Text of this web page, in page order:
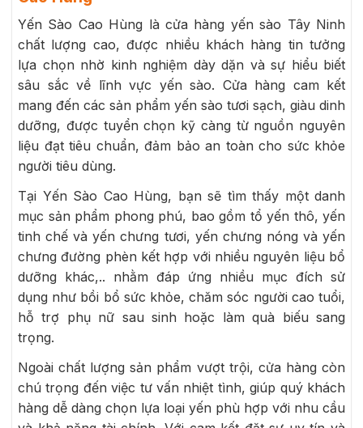
Yến Sào Cao Hùng là cửa hàng yến sào Tây Ninh
chất lượng cao, được nhiều khách hàng tin tưởng
lựa chọn nhờ kinh nghiệm dày dặn và sự hiểu biết
sâu sắc về lĩnh vực yến sào. Cửa hàng cam kết
mang đến các sản phẩm yến sào tươi sạch, giàu dinh
dưỡng, được tuyển chọn kỹ càng từ nguồn nguyên
liệu đạt tiêu chuẩn, đảm bảo an toàn cho sức khỏe
người tiêu dùng.
Tại Yến Sào Cao Hùng, bạn sẽ tìm thấy một danh
mục sản phẩm phong phú, bao gồm tổ yến thô, yến
tinh chế và yến chưng tươi, yến chưng nóng và yến
chưng đường phèn kết hợp với nhiều nguyên liệu bổ
dưỡng khác,.. nhằm đáp ứng nhiều mục đích sử
dụng như bồi bổ sức khỏe, chăm sóc người cao tuổi,
hỗ trợ phụ nữ sau sinh hoặc làm quà biếu sang
trọng.
Ngoài chất lượng sản phẩm vượt trội, cửa hàng còn
chú trọng đến việc tư vấn nhiệt tình, giúp quý khách
hàng dễ dàng chọn lựa loại yến phù hợp với nhu cầu